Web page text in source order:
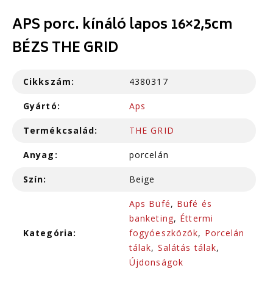
APS porc. kínáló lapos 16×2,5cm
BÉZS THE GRID
Cikkszám: 4380317
Gyártó: Aps
Termékcsalád: THE GRID
Anyag: porcelán
Szín: Beige
Kategória:
Aps Büfé, Büfé és
banketing, Éttermi
fogyóeszközök, Porcelán
tálak, Salátás tálak,
Újdonságok